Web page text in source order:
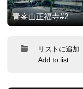
青峯山正福寺#2
リストに追加
Add to list